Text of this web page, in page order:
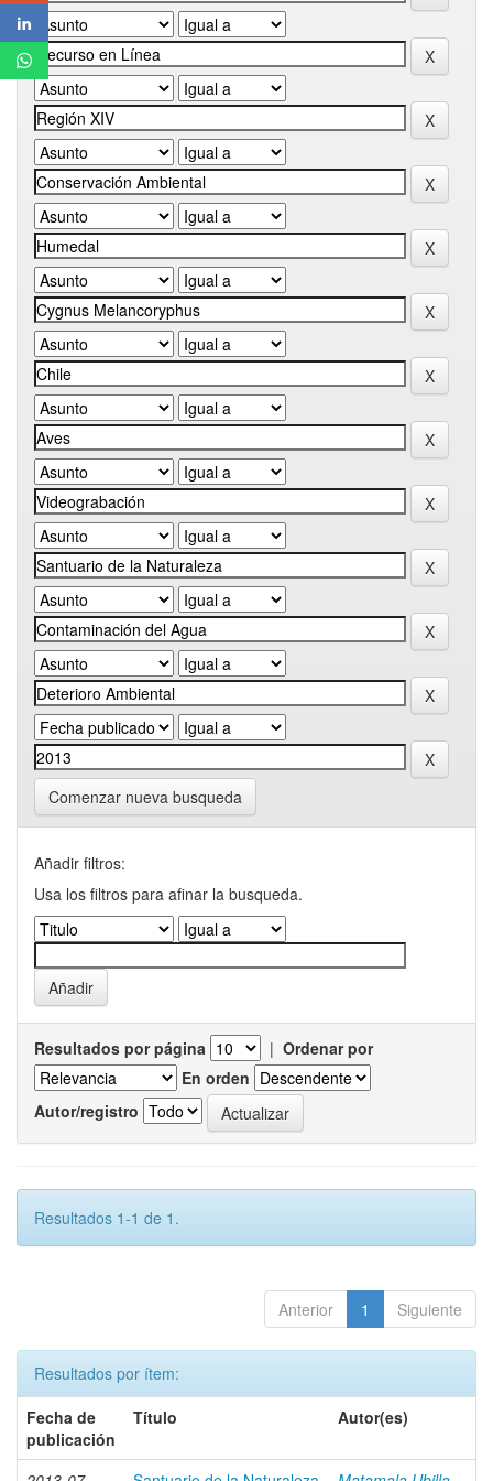
Comenzar nueva busqueda
Añadir filtros:
Usa los filtros para afinar la busqueda.
Resultados por página | Ordenar por
En orden
Autor/registro
Resultados 1-1 de 1.
Anterior 1 Siguiente
Resultados por ítem:
Fecha de
publicación
Título Autor(es)